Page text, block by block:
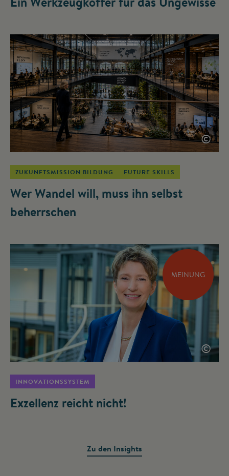
©
ZUKUNFTSMISSION BILDUNG FUTURE SKILLS
Wer Wandel will, muss ihn selbst
beherrschen
MEINUNG
©
INNOVATIONSSYSTEM
Exzellenz reicht nicht!
Zu den Insights